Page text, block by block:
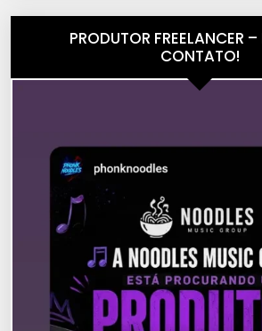
PRODUTOR FREELANCER –
CONTATO!